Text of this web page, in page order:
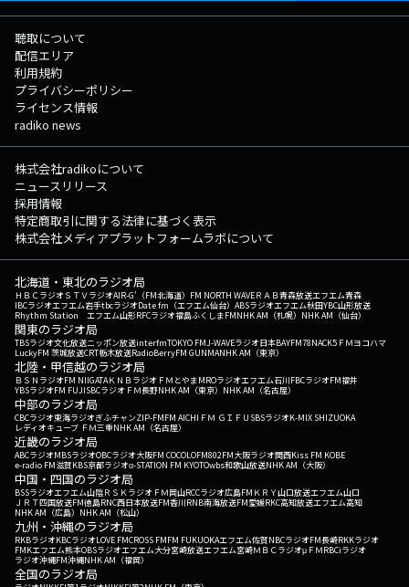
聴取について
配信エリア
利用規約
プライバシーポリシー
ライセンス情報
radiko news
株式会社radikoについて
ニュースリリース
採用情報
特定商取引に関する法律に基づく表示
株式会社メディアプラットフォームラボについて
北海道・東北のラジオ局
ＨＢＣラジオＳＴＶラジオAIR-G'（FM北海道） FM NORTH WAVEＲＡＢ青森放送エフエム青森
IBCラジオエフエム岩手tbcラジオDate fm（エフエム仙台） ABSラジオエフエム秋田YBC山形放送
Rhythm Station エフエム山形RFCラジオ福島ふくしまFMNHK AM（札幌） NHK AM（仙台）
関東のラジオ局
TBSラジオ文化放送ニッポン放送interfmTOKYO FMJ-WAVEラジオ日本BAYFM78NACK5 ＦＭヨコハマ
LuckyFM 茨城放送CRT栃木放送RadioBerryFM GUNMANHK AM（東京）
北陸・甲信越のラジオ局
ＢＳＮラジオFM NIIGATAＫＮＢラジオ ＦＭとやまMROラジオエフエム石川FBCラジオFM福井
YBSラジオFM FUJISBCラジオ ＦＭ長野NHK AM（東京） NHK AM（名古屋）
中部のラジオ局
CBCラジオ東海ラジオぎふチャンZIP-FMFM AICHI ＦＭ ＧＩＦＵ SBSラジオK-MIX SHIZUOKA
レディオキューブ ＦＭ三重NHK AM（名古屋）
近畿のラジオ局
ABCラジオMBSラジオOBCラジオ大阪FM COCOLOFM802FM大阪ラジオ関西Kiss FM KOBE
e-radio FM滋賀KBS京都ラジオα-STATION FM KYOTOwbs和歌山放送NHK AM（大阪）
中国・四国のラジオ局
BSSラジオエフエム山陰ＲＳＫラジオ ＦＭ岡山RCCラジオ広島FM ＫＲＹ山口放送エフエム山口
ＪＲＴ四国放送FM徳島RNC西日本放送FM香川RNB南海放送FM愛媛RKC高知放送エフエム高知
NHK AM（広島） NHK AM（松山）
九州・沖縄のラジオ局
RKBラジオKBCラジオLOVE FMCROSS FMFM FUKUOKAエフエム佐賀NBCラジオFM長崎RKKラジオ
FMKエフエム熊本OBSラジオエフエム大分宮崎放送エフエム宮崎ＭＢＣラジオμＦＭRBCiラジオ
ラジオ沖縄FM沖縄NHK AM（福岡）
全国のラジオ局